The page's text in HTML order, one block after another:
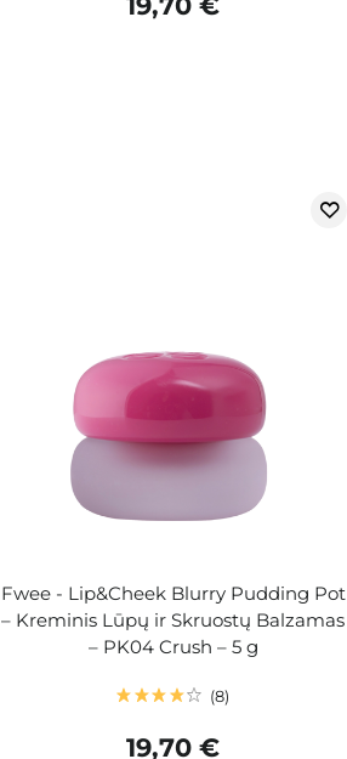
Fwee - Lip&Cheek Blurry Pudding Pot
– Kreminis Lūpų ir Skruostų Balzamas
– PK04 Crush – 5 g
8
19,70 €